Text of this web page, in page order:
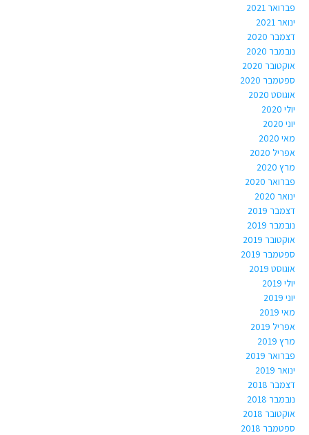
פברואר 2021
ינואר 2021
דצמבר 2020
נובמבר 2020
אוקטובר 2020
ספטמבר 2020
אוגוסט 2020
יולי 2020
יוני 2020
מאי 2020
אפריל 2020
מרץ 2020
פברואר 2020
ינואר 2020
דצמבר 2019
נובמבר 2019
אוקטובר 2019
ספטמבר 2019
אוגוסט 2019
יולי 2019
יוני 2019
מאי 2019
אפריל 2019
מרץ 2019
פברואר 2019
ינואר 2019
דצמבר 2018
נובמבר 2018
אוקטובר 2018
ספטמבר 2018